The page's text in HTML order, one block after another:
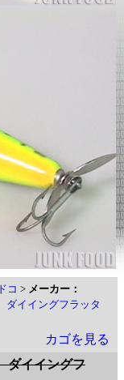
コ > メーカー：
イイングフラッタ
カゴを見る
ダイイングフ